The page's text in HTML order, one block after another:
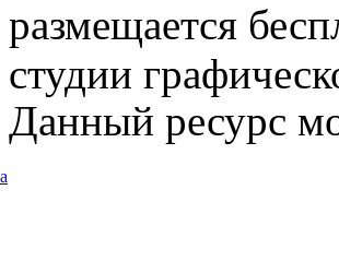
размещается
студии
Данный ресурс